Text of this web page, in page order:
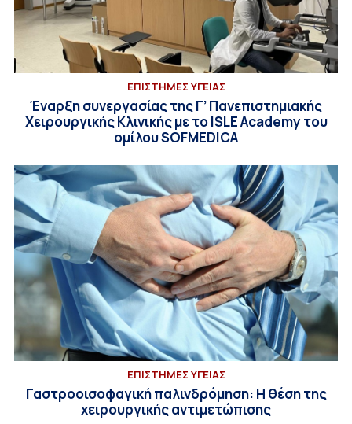
ΕΠΙΣΤΗΜΕΣ ΥΓΕΙΑΣ
Έναρξη συνεργασίας της Γ’ Πανεπιστημιακής
Χειρουργικής Κλινικής με το ISLE Academy του
ομίλου SOFMEDICA
ΕΠΙΣΤΗΜΕΣ ΥΓΕΙΑΣ
Γαστροοισοφαγική παλινδρόμηση: Η θέση της
χειρουργικής αντιμετώπισης